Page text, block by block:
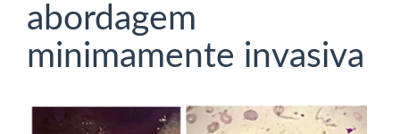
abordagem
minimamente invasiva
Article